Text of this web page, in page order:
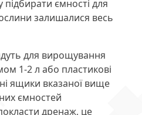
ємності для
залишалися весь
для вирощування
1-2 л або пластикові
ящики вказаної вище
ємностей
дренаж, це